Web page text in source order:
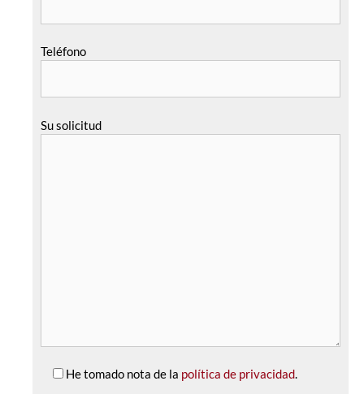
Teléfono
Su solicitud
He tomado nota de la política de privacidad.